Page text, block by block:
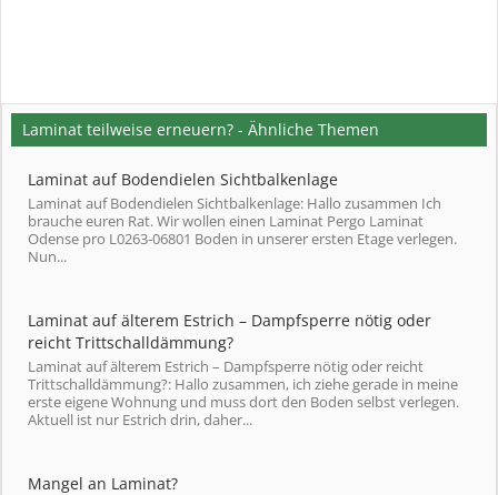
Laminat teilweise erneuern? - Ähnliche Themen
Laminat auf Bodendielen Sichtbalkenlage
Laminat auf Bodendielen Sichtbalkenlage: Hallo zusammen Ich
brauche euren Rat. Wir wollen einen Laminat Pergo Laminat
Odense pro L0263-06801 Boden in unserer ersten Etage verlegen.
Nun...
Laminat auf älterem Estrich – Dampfsperre nötig oder
reicht Trittschalldämmung?
Laminat auf älterem Estrich – Dampfsperre nötig oder reicht
Trittschalldämmung?: Hallo zusammen, ich ziehe gerade in meine
erste eigene Wohnung und muss dort den Boden selbst verlegen.
Aktuell ist nur Estrich drin, daher...
Mangel an Laminat?